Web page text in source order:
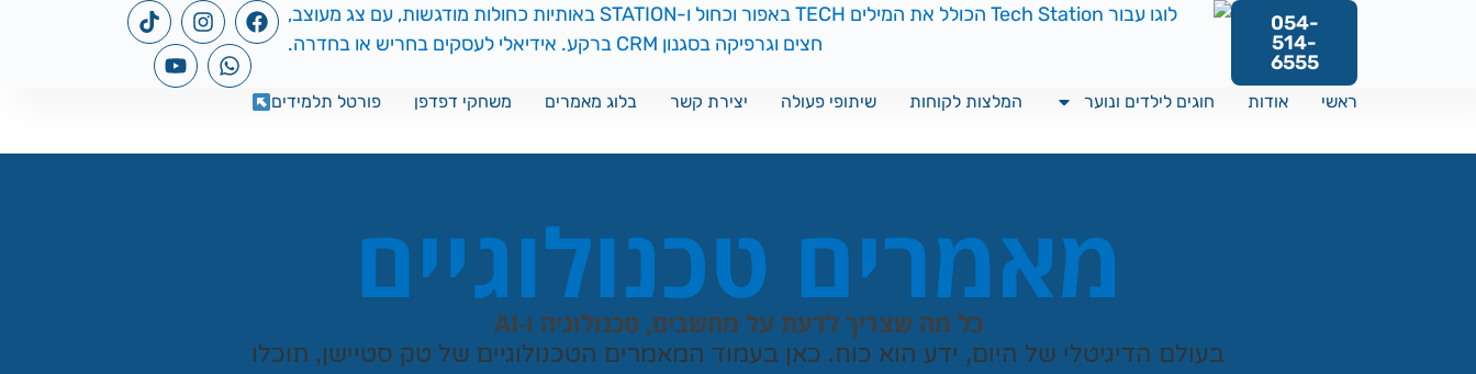
054-
514-
6555
ראשי אודות חוגים לילדים ונוער המלצות לקוחות שיתופי פעולה יצירת קשר בלוג מאמרים משחקי דפדפן פורטל תלמידים
מאמרים טכנולוגיים
כל מה שצריך לדעת על מחשבים, טכנולוגיה ו-AI
בעולם הדיגיטלי של היום, ידע הוא כוח. כאן בעמוד המאמרים הטכנולוגיים של טק סטיישן, תוכלו